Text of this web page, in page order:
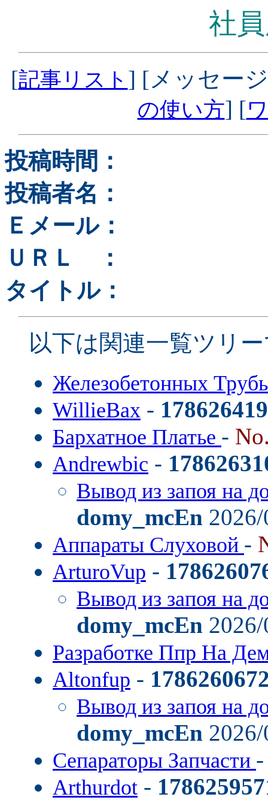
社
[記事リスト ] [メッセー
の使い方] [
投稿時間：
投稿者名：
Ｅメール：
ＵＲＬ ：
タイトル：
以下は関連一覧ツリ
Железобетонных
WillieBax -
Бархатное Платье -
Andrewbic -
Вывод из запоя на
domy_mcEn
Аппараты Слуховой -
ArturoVup -
Вывод из запоя на
domy_mcEn
Разработке Ппр На
Altonfup -
Вывод из запоя на
domy_mcEn
Сепараторы Запчасти
Arthurdot -